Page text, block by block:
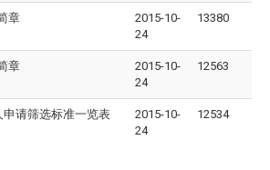
章
2015-10-
24
13380
章
2015-10-
24
12563
申请筛选标准一览表
2015-10-
24
12534